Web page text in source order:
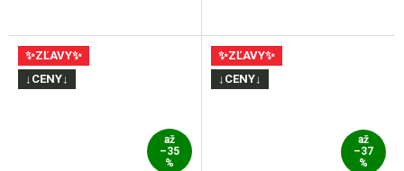
✨ZĽAVY✨
↓CENY↓
až
–35
%
✨ZĽAVY✨
↓CENY↓
až
–37
%